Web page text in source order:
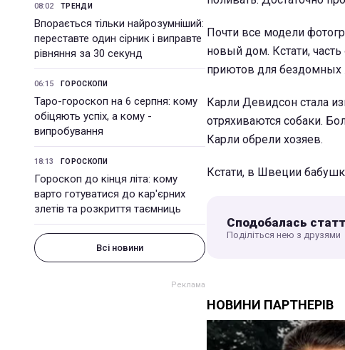
08:02 ТРЕНДИ
Впорається тільки найрозумніший:
переставте один сірник і виправте
рівняння за 30 секунд
06:15 ГОРОСКОПИ
Таро-гороскоп на 6 серпня: кому
обіцяють успіх, а кому -
випробування
18:13 ГОРОСКОПИ
Гороскоп до кінця літа: кому
варто готуватися до кар'єрних
злетів та розкриття таємниць
Всі новини
Почти все модели
новый дом. Кстати,
приютов для бездомных
Карли Девидсон стала
отряхиваются собаки.
Карли обрели хозяев.
Кстати, в Швеции
Сподобалась
Поділіться нею з друзями